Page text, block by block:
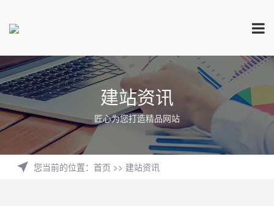
建站资讯
匠心为您打造精品网站
您当前的位置： 首页 >> 建站资讯